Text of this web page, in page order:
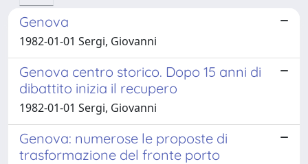
Genova
1982-01-01 Sergi, Giovanni
Genova centro storico. Dopo 15 anni di
dibattito inizia il recupero
1982-01-01 Sergi, Giovanni
Genova: numerose le proposte di
trasformazione del fronte porto